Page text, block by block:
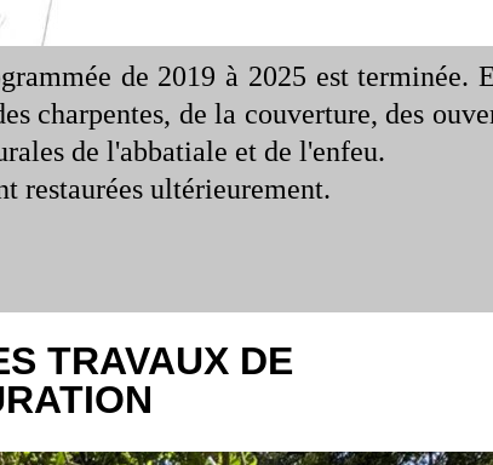
de 2019 à 2025 est terminée.
charpentes, de la couverture, des
de l'abbatiale et de l'enfeu.
restaurées ultérieurement.
TRAVAUX DE